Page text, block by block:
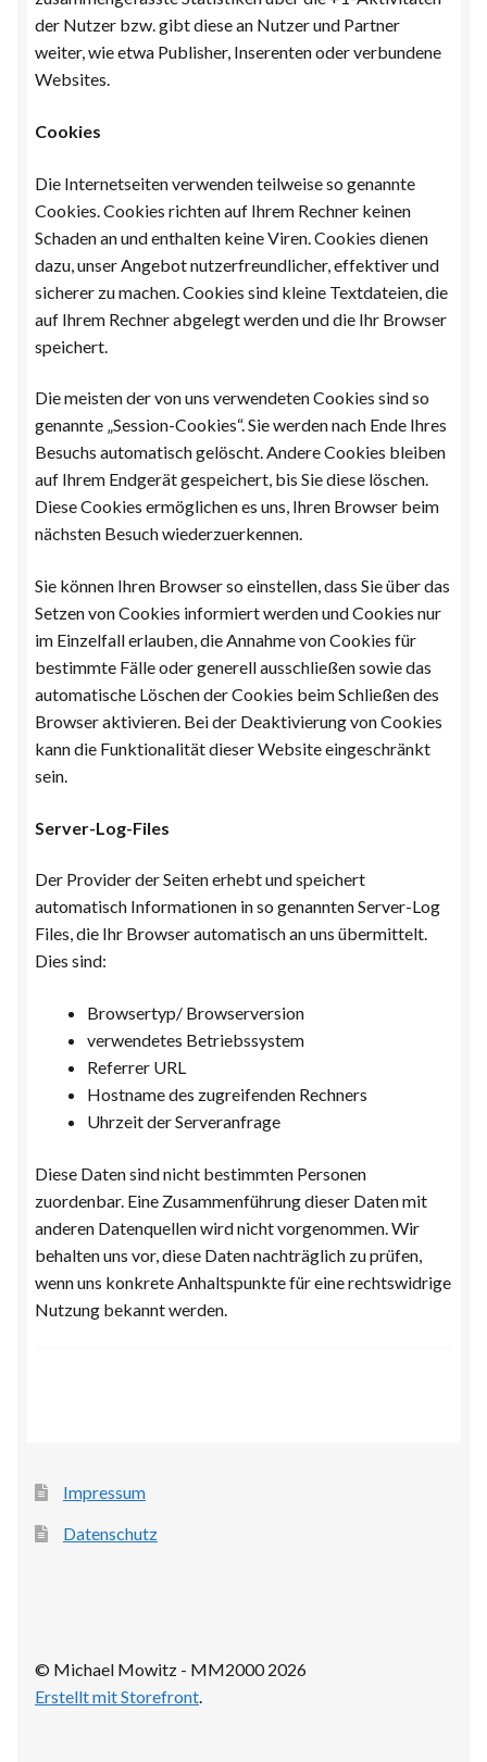
der Nutzer bzw. gibt diese an Nutzer und Partner
weiter, wie etwa Publisher, Inserenten oder verbundene
Websites.
Cookies
Die Internetseiten verwenden teilweise so genannte
Cookies. Cookies richten auf Ihrem Rechner keinen
Schaden an und enthalten keine Viren. Cookies dienen
dazu, unser Angebot nutzerfreundlicher, effektiver und
sicherer zu machen. Cookies sind kleine Textdateien, die
auf Ihrem Rechner abgelegt werden und die Ihr Browser
speichert.
Die meisten der von uns verwendeten Cookies sind so
genannte „Session-Cookies“. Sie werden nach Ende Ihres
Besuchs automatisch gelöscht. Andere Cookies bleiben
auf Ihrem Endgerät gespeichert, bis Sie diese löschen.
Diese Cookies ermöglichen es uns, Ihren Browser beim
nächsten Besuch wiederzuerkennen.
Sie können Ihren Browser so einstellen, dass Sie über das
Setzen von Cookies informiert werden und Cookies nur
im Einzelfall erlauben, die Annahme von Cookies für
bestimmte Fälle oder generell ausschließen sowie das
automatische Löschen der Cookies beim Schließen des
Browser aktivieren. Bei der Deaktivierung von Cookies
kann die Funktionalität dieser Website eingeschränkt
sein.
Server-Log-Files
Der Provider der Seiten erhebt und speichert
automatisch Informationen in so genannten Server-Log
Files, die Ihr Browser automatisch an uns übermittelt.
Dies sind:
Browsertyp/ Browserversion
verwendetes Betriebssystem
Referrer URL
Hostname des zugreifenden Rechners
Uhrzeit der Serveranfrage
Diese Daten sind nicht bestimmten Personen
zuordenbar. Eine Zusammenführung dieser Daten mit
anderen Datenquellen wird nicht vorgenommen. Wir
behalten uns vor, diese Daten nachträglich zu prüfen,
wenn uns konkrete Anhaltspunkte für eine rechtswidrige
Nutzung bekannt werden.
Impressum
Datenschutz
© Michael Mowitz - MM2000 2026
Erstellt mit Storefront.